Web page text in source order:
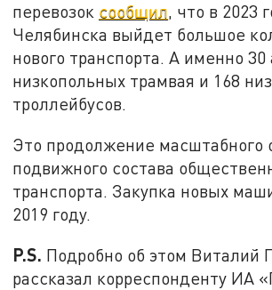
перевозок сообщил, что в 2023
Челябинска выйдет большое
нового транспорта. А именно 30
низкопольных трамвая и 168
троллейбусов.
Это продолжение масштабного
подвижного состава
транспорта. Закупка новых
2019 году.
P.S. Подробно об этом Виталий
рассказал корреспонденту ИА